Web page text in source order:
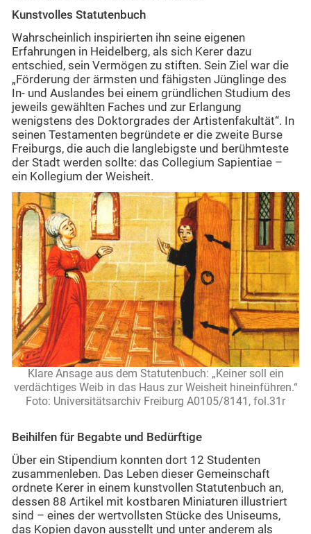
Kunstvolles Statutenbuch
Wahrscheinlich inspirierten ihn seine eigenen
Erfahrungen in Heidelberg, als sich Kerer dazu
entschied, sein Vermögen zu stiften. Sein Ziel war die
„Förderung der ärmsten und fähigsten Jünglinge des
In- und Auslandes bei einem gründlichen Studium des
jeweils gewählten Faches und zur Erlangung
wenigstens des Doktorgrades der Artistenfakultät“. In
seinen Testamenten begründete er die zweite Burse
Freiburgs, die auch die langlebigste und berühmteste
der Stadt werden sollte: das Collegium Sapientiae –
ein Kollegium der Weisheit.
Klare Ansage aus dem Statutenbuch: „Keiner soll ein
verdächtiges Weib in das Haus zur Weisheit hineinführen.“
Foto: Universitätsarchiv Freiburg A0105/8141, fol.31r
Beihilfen für Begabte und Bedürftige
Über ein Stipendium konnten dort 12 Studenten
zusammenleben. Das Leben dieser Gemeinschaft
ordnete Kerer in einem kunstvollen Statutenbuch an,
dessen 88 Artikel mit kostbaren Miniaturen illustriert
sind – eines der wertvollsten Stücke des Uniseums,
das Kopien davon ausstellt und unter anderem als